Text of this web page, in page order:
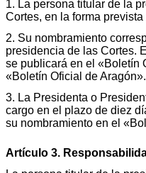
1. La persona titular de la
Cortes, en la forma
2. Su nombramiento
presidencia de las Cortes.
se publicará en el «Boletín
«Boletín Oficial de Aragón».
3. La Presidenta o
cargo en el plazo de diez
su nombramiento en el
Artículo 3.